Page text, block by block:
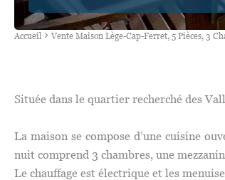
Accueil Vente Maison Lège-Cap-Ferret, 5 Pièces, 3
Située dans le quartier recherché des
La maison se compose d’une cuisine
nuit comprend 3 chambres, une
Le chauffage est électrique et les